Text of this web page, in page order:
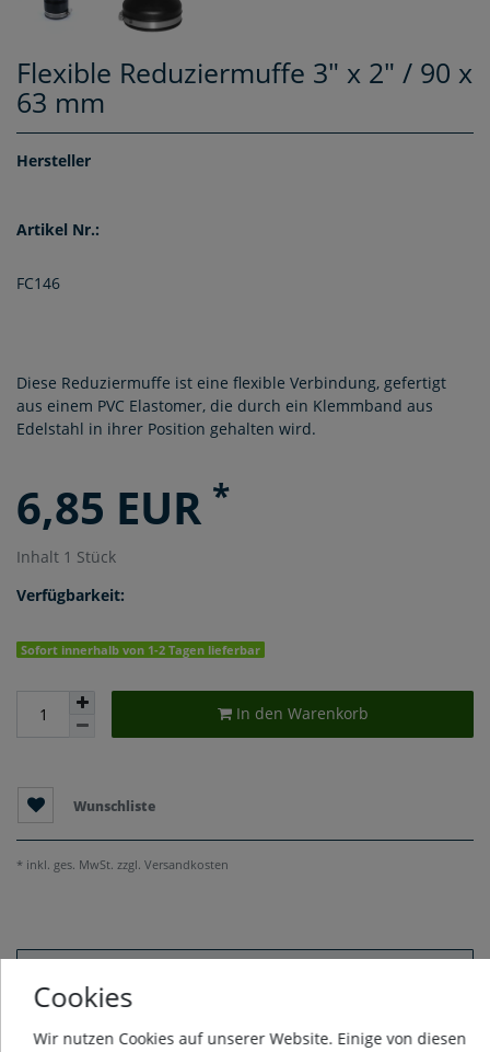
Flexible Reduziermuffe 3" x 2" / 90 x
63 mm
Hersteller
Artikel Nr.:
FC146
Diese Reduziermuffe ist eine flexible Verbindung, gefertigt
aus einem PVC Elastomer, die durch ein Klemmband aus
Edelstahl in ihrer Position gehalten wird.
6,85 EUR *
Inhalt 1 Stück
Verfügbarkeit:
Sofort innerhalb von 1-2 Tagen lieferbar
In den Warenkorb
Wunschliste
* inkl. ges. MwSt. zzgl. Versandkosten
Weitere Details
Cookies
Wir nutzen Cookies auf unserer Website. Einige von diesen